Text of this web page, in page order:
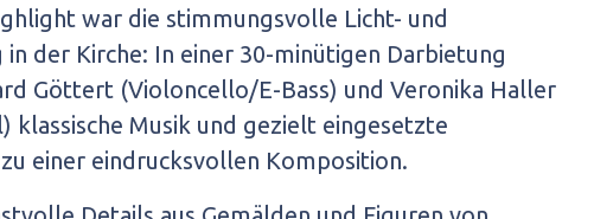
war die stimmungsvolle Licht- und
in der Kirche: In einer 30-minütigen Darbietung
Göttert (Violoncello/E-Bass) und Veronika Haller
klassische Musik und gezielt eingesetzte
einer eindrucksvollen Komposition.